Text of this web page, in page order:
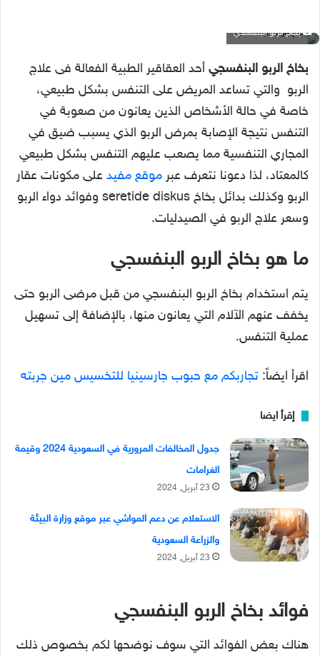
بخاخ الربو البنفسجي
بخاخ الربو البنفسجي أحد العقاقير الطبية الفعالة فى علاج
الربو والتي تساعد المريض على التنفس بشكل طبيعي،
خاصة في حالة الأشخاص الذين يعانون من صعوبة في
التنفس نتيجة الإصابة بمرض الربو الذي يسبب ضيق في
المجاري التنفسية مما يصعب عليهم التنفس بشكل طبيعي
كالمعتاد، لذا دعونا نتعرف عبر موقع مفيد على مكونات عقار
الربو وكذلك بدائل بخاخ seretide diskus وفوائد دواء الربو
وسعر علاج الربو في الصيدليات.
ما هو بخاخ الربو البنفسجي
يتم استخدام بخاخ الربو البنفسجي من قبل مرضى الربو حتى
يخفف عنهم الآلام التي يعانون منها، بالإضافة إلى تسهيل
عملية التنفس.
اقرأ ايضاً: تجاربكم مع حبوب جارسينيا للتخسيس مين جربته
إقرأ ايضا
جدول المخالفات المرورية في السعودية 2024 وقيمة
الغرامات
23 أبريل, 2024
الاستعلام عن دعم المواشي عبر موقع وزارة البيئة
والزراعة السعودية
23 أبريل, 2024
فوائد بخاخ الربو البنفسجي
هناك بعض الفوائد التي سوف نوضحها لكم بخصوص ذلك